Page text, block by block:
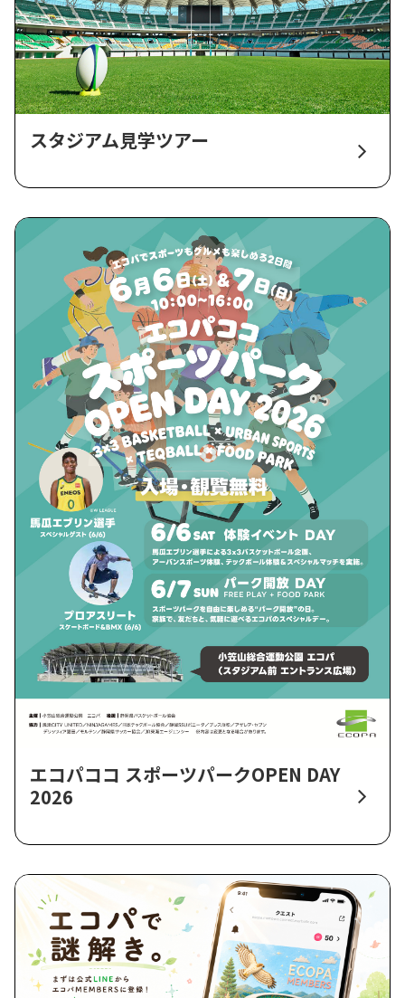
スタジアム見学ツアー
エコパココ スポーツパークOPEN DAY
2026